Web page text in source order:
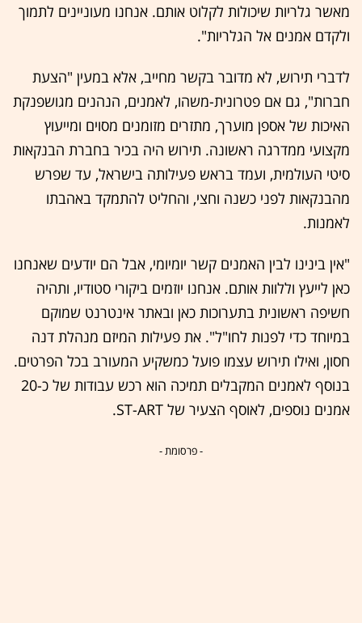
מאשר גלריות שיכולות לקלוט אותם. אנחנו מעוניינים לתמוך
ולקדם אמנים אל הגלריות".
לדברי תירוש, לא מדובר בקשר מחייב, אלא במעין "הצעת
חברות", גם אם פטרונית-משהו, לאמנים, הנהנים מגושפנקת
האיכות של אספן מוערך, מתזרים מזומנים מסוים ומייעוץ
מקצועי ממדרגה ראשונה. תירוש היה בכיר בחברת הבנקאות
סיטי העולמית, ועמד בראש פעילותה בישראל, עד שפרש
מהבנקאות לפני כשנה וחצי, והחליט להתמקד באהבתו
לאמנות.
"אין בינינו לבין האמנים קשר יומיומי, אבל הם יודעים שאנחנו
כאן לייעץ וללוות אותם. אנחנו יוזמים ביקורי סטודיו, ותהיה
חשיפה ראשונית בתערוכות כאן ובאתר אינטרנט שמוקם
במיוחד כדי לפנות לחו"ל". את פעילות המיזם מנהלת דנה
חסון, ואילו תירוש עצמו פועל כמשקיע המעורב בכל הפרטים.
בנוסף לאמנים המקבלים תמיכה הוא רכש עבודות של כ-20
אמנים נוספים, לאוסף הצעיר של ST-ART.
- פרסומת -